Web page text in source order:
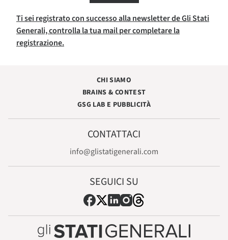
Ti sei registrato con successo alla newsletter de Gli Stati
Generali, controlla la tua mail per completare la
registrazione.
CHI SIAMO
BRAINS & CONTEST
GSG LAB E PUBBLICITÀ
CONTATTACI
info@glistatigenerali.com
SEGUICI SU